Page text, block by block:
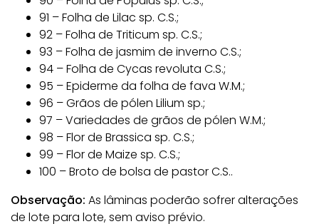
91 – Folha de Lilac sp. C.S.;
92 – Folha de Triticum sp. C.S.;
93 – Folha de jasmim de inverno C.S.;
94 – Folha de Cycas revoluta C.S.;
95 – Epiderme da folha de fava W.M.;
96 – Grãos de pólen Lilium sp.;
97 – Variedades de grãos de pólen W.M.;
98 – Flor de Brassica sp. C.S.;
99 – Flor de Maize sp. C.S.;
100 – Broto de bolsa de pastor C.S..
Observação: As lâminas poderão sofrer alterações
de lote para lote, sem aviso prévio.